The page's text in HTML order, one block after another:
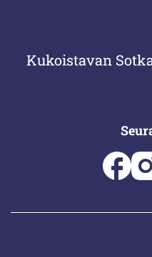
Kukoistavan